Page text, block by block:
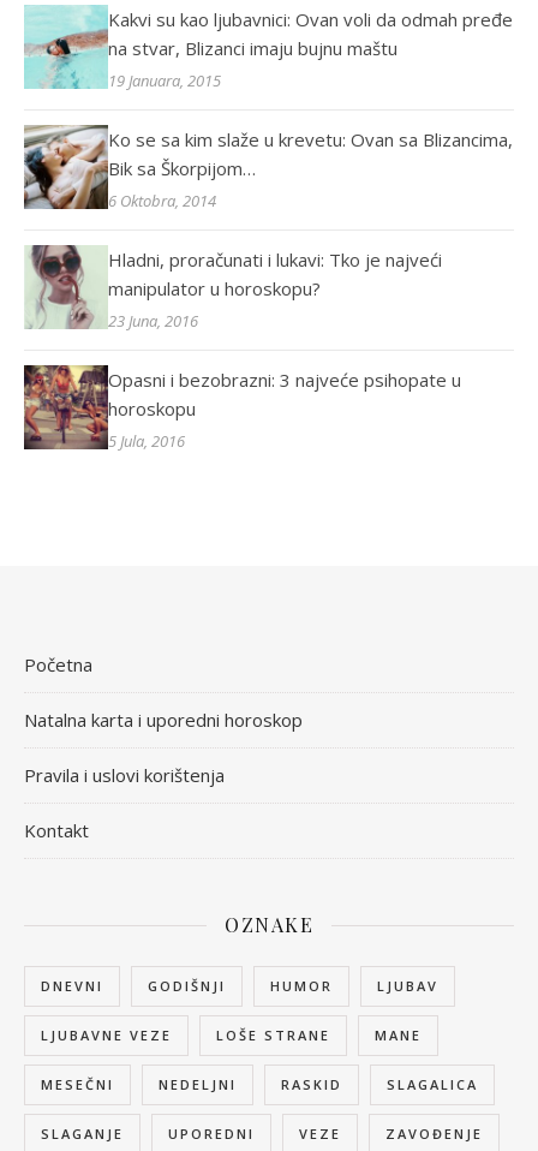
Kakvi su kao ljubavnici: Ovan voli da odmah pređe
na stvar, Blizanci imaju bujnu maštu
19 Januara, 2015
Ko se sa kim slaže u krevetu: Ovan sa Blizancima,
Bik sa Škorpijom…
6 Oktobra, 2014
Hladni, proračunati i lukavi: Tko je najveći
manipulator u horoskopu?
23 Juna, 2016
Opasni i bezobrazni: 3 najveće psihopate u
horoskopu
5 Jula, 2016
Početna
Natalna karta i uporedni horoskop
Pravila i uslovi korištenja
Kontakt
OZNAKE
DNEVNI GODIŠNJI HUMOR LJUBAV
LJUBAVNE VEZE LOŠE STRANE MANE
MESEČNI NEDELJNI RASKID SLAGALICA
SLAGANJE UPOREDNI VEZE ZAVOĐENJE